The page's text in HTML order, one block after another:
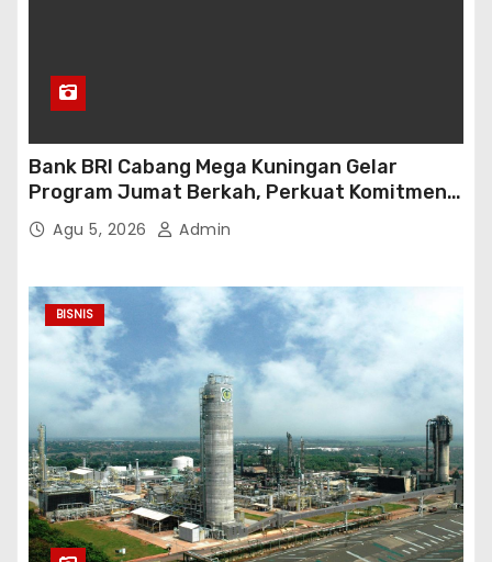
Bank BRI Cabang Mega Kuningan Gelar
Program Jumat Berkah, Perkuat Komitmen
untuk Saling Berbagai Kepada Masyarakat
Sekitar Kawasan Mega Kuningan
Agu 5, 2026 Admin
BISNIS